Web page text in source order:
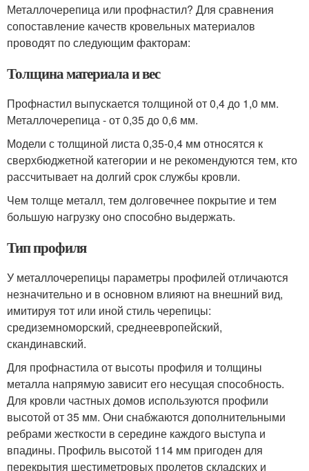
Металлочерепица или профнастил? Для сравнения
сопоставление качеств кровельных материалов
проводят по следующим факторам:
Толщина материала и вес
Профнастил выпускается толщиной от 0,4 до 1,0 мм.
Металлочерепица - от 0,35 до 0,6 мм.
Модели с толщиной листа 0,35-0,4 мм относятся к
сверхбюджетной категории и не рекомендуются тем, кто
рассчитывает на долгий срок службы кровли.
Чем толще металл, тем долговечнее покрытие и тем
большую нагрузку оно способно выдержать.
Тип профиля
У металлочерепицы параметры профилей отличаются
незначительно и в основном влияют на внешний вид,
имитируя тот или иной стиль черепицы:
средиземноморский, среднеевропейский,
скандинавский.
Для профнастила от высоты профиля и толщины
металла напрямую зависит его несущая способность.
Для кровли частных домов используются профили
высотой от 35 мм. Они снабжаются дополнительными
ребрами жесткости в середине каждого выступа и
впадины. Профиль высотой 114 мм пригоден для
перекрытия шестиметровых пролетов складских и